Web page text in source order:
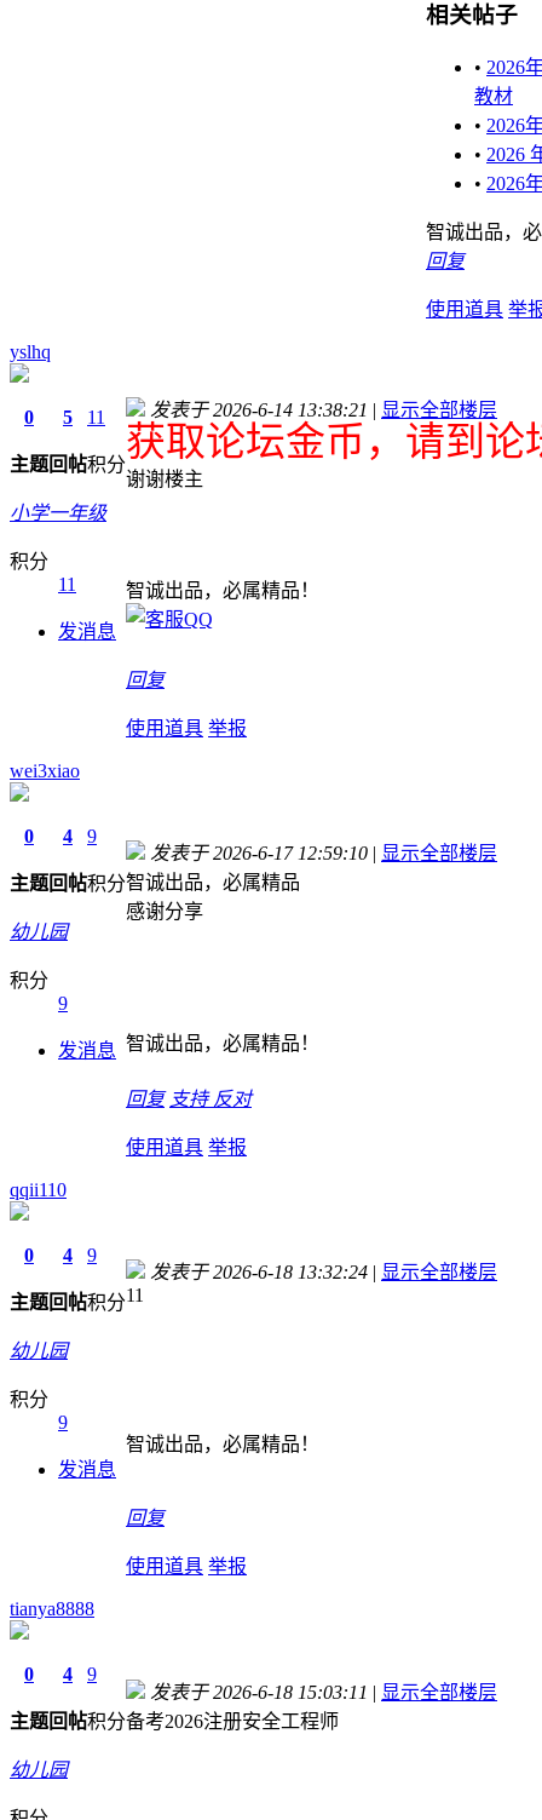
相关帖子
• 2026
教材
• 2026
• 2026
• 2026
智诚出品，
回复
使用道具 举
yslhq
0
主题
5
回帖
11
积分
小学一年级
积分
11
发消息
发表于 2026-6-14 13:38:21 | 显示全部楼层
获取论坛金币，请到论
谢谢楼主
智诚出品，必属精品！
回复
使用道具 举报
wei3xiao
0
主题
4
回帖
9
积分
幼儿园
积分
9
发消息
发表于 2026-6-17 12:59:10 | 显示全部楼层
智诚出品，必属精品
感谢分享
智诚出品，必属精品！
回复 支持 反对
使用道具 举报
qqii110
0
主题
4
回帖
9
积分
幼儿园
积分
9
发消息
发表于 2026-6-18 13:32:24 | 显示全部楼层
11
智诚出品，必属精品！
回复
使用道具 举报
tianya8888
0
主题
4
回帖
9
积分
幼儿园
发表于 2026-6-18 15:03:11 | 显示全部楼层
备考2026注册安全工程师